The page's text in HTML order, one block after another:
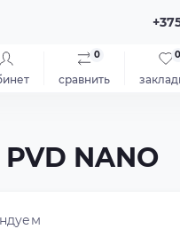
сравнить
0 0
NANO